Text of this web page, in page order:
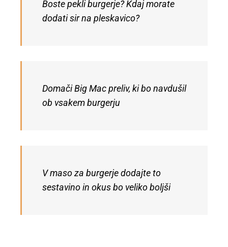
Boste pekli burgerje? Kdaj morate
dodati sir na pleskavico?
Domači Big Mac preliv, ki bo navdušil
ob vsakem burgerju
V maso za burgerje dodajte to
sestavino in okus bo veliko boljši